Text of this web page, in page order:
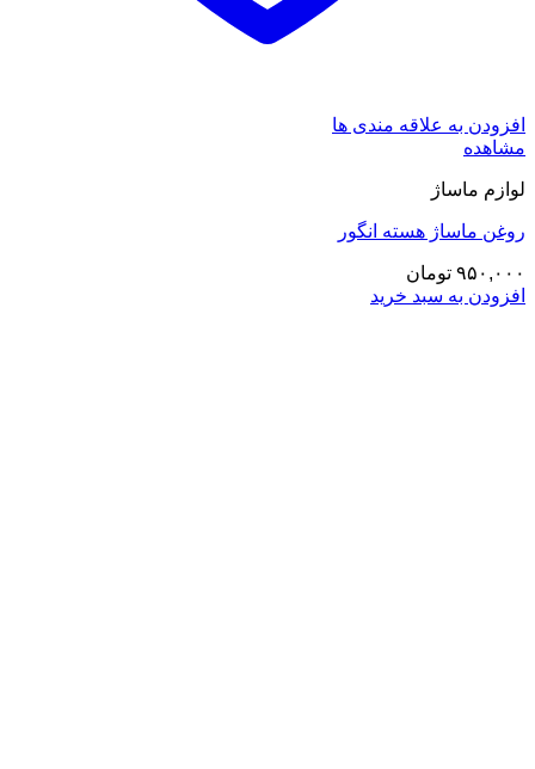
افزودن به علاقه مندی ها
مشاهده
لوازم ماساژ
روغن ماساژ هسته انگور
۹۵۰,۰۰۰ تومان
افزودن به سبد خرید